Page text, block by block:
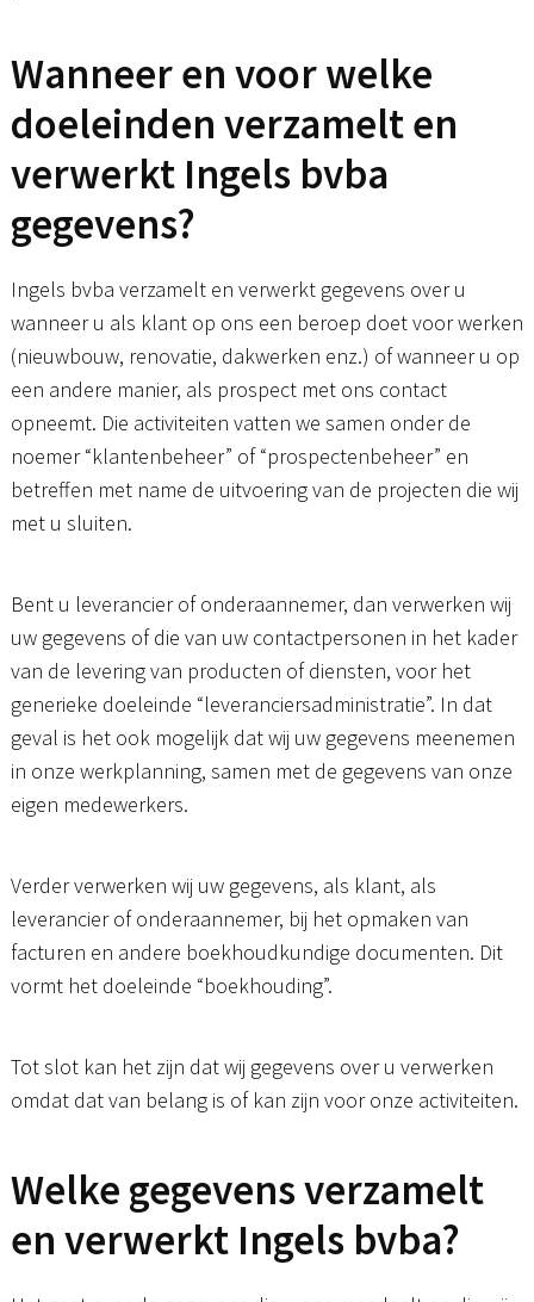
Wanneer en voor welke
doeleinden verzamelt en
verwerkt Ingels bvba
gegevens?
Ingels bvba verzamelt en verwerkt gegevens over u
wanneer u als klant op ons een beroep doet voor werken
(nieuwbouw, renovatie, dakwerken enz.) of wanneer u op
een andere manier, als prospect met ons contact
opneemt. Die activiteiten vatten we samen onder de
noemer “klantenbeheer” of “prospectenbeheer” en
betreffen met name de uitvoering van de projecten die wij
met u sluiten.
Bent u leverancier of onderaannemer, dan verwerken wij
uw gegevens of die van uw contactpersonen in het kader
van de levering van producten of diensten, voor het
generieke doeleinde “leveranciersadministratie”. In dat
geval is het ook mogelijk dat wij uw gegevens meenemen
in onze werkplanning, samen met de gegevens van onze
eigen medewerkers.
Verder verwerken wij uw gegevens, als klant, als
leverancier of onderaannemer, bij het opmaken van
facturen en andere boekhoudkundige documenten. Dit
vormt het doeleinde “boekhouding”.
Tot slot kan het zijn dat wij gegevens over u verwerken
omdat dat van belang is of kan zijn voor onze activiteiten.
Welke gegevens verzamelt
en verwerkt Ingels bvba?